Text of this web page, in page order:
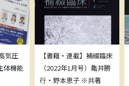
気圧
体機能
【書籍・連載】補綴臨床
（2022年1月号）亀井勝
行・野本恵子 ※共著